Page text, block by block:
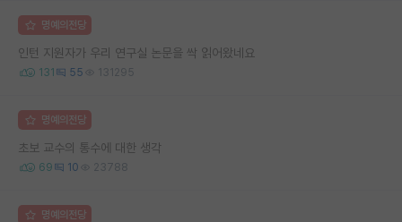
명예의전당
인턴 지원자가 우리 연구실 논문을 싹 읽어왔네요
131 55 131295
명예의전당
초보 교수의 통수에 대한 생각
69 10 23788
명예의전당